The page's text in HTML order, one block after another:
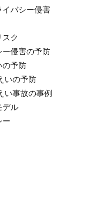
バシー侵害
ク
侵害の予防
の予防
いの予防
い事故の事例
デル
ー